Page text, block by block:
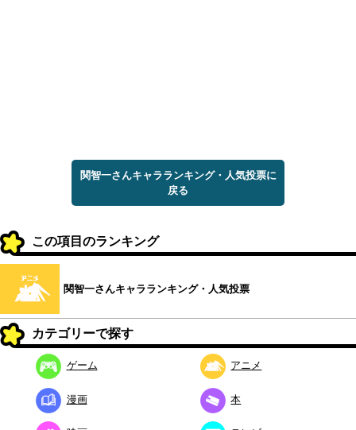
関智一さんキャラランキング・人気投票に
戻る
この項目のランキング
関智一さんキャラランキング・人気投票
カテゴリーで探す
ゲーム アニメ
漫画 本